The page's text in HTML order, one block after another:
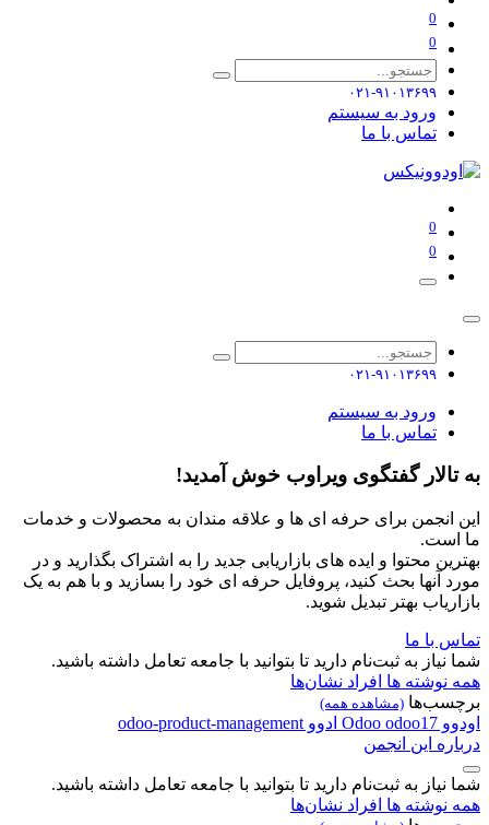
0
0
۰۲۱-۹۱۰۱۳۶۹۹
ورود به سیستم
تماس با ما
0
0
۰۲۱-۹۱۰۱۳۶۹۹
ورود به سیستم
تماس با ما
به تالار گفتگوی ویراوب خوش آمدید!
این انجمن برای حرفه ای ها و علاقه مندان به محصولات و خدمات
ما است.
بهترین محتوا و ایده های بازاریابی جدید را به اشتراک بگذارید و در
مورد آنها بحث کنید، پروفایل حرفه ای خود را بسازید و با هم به یک
بازاریاب بهتر تبدیل شوید.
تماس با ما
شما نیاز به ثبت‌نام دارید تا بتوانید با جامعه تعامل داشته باشید.
همه نوشته ها افراد نشان‌ها
برچسب‌ها (مشاهده همه)
اودوو Odoo odoo17 ادوو odoo-product-management
درباره این انجمن
شما نیاز به ثبت‌نام دارید تا بتوانید با جامعه تعامل داشته باشید.
همه نوشته ها افراد نشان‌ها